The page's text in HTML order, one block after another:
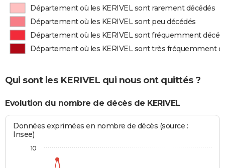
Département où les KERIVEL sont rarement décédés
Département où les KERIVEL sont peu décédés
Département où les KERIVEL sont fréquemment
Département où les KERIVEL sont très fréquemment
Qui sont les KERIVEL qui nous ont quittés ?
Evolution du nombre de décès de KERIVEL
Données exprimées en nombre de décès (source :
Insee)
10